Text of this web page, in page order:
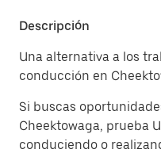
Descripción
Una alternativa a los
conducción en
Si buscas
Cheektowaga, prueba
conduciendo o